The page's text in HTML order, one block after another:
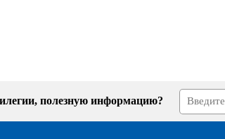
полезную информацию?